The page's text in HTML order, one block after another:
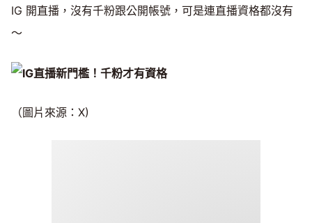
IG 開直播，沒有千粉跟公開帳號，可是連直播資格都沒有
～
（圖片來源：X)